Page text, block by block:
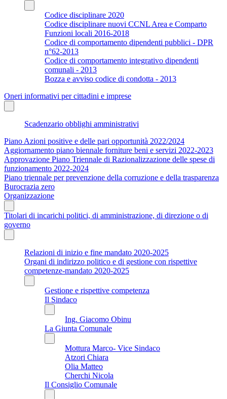
Codice disciplinare 2020
Codice disciplinare nuovi CCNL Area e Comparto
Funzioni locali 2016-2018
Codice di comportamento dipendenti pubblici - DPR
n°62-2013
Codice di comportamento integrativo dipendenti
comunali - 2013
Bozza e avviso codice di condotta - 2013
Oneri informativi per cittadini e imprese
Scadenzario obblighi amministrativi
Piano Azioni positive e delle pari opportunità 2022/2024
Aggiornamento piano biennale forniture beni e servizi 2022-2023
Approvazione Piano Triennale di Razionalizzazione delle spese di
funzionamento 2022-2024
Piano triennale per prevenzione della corruzione e della trasparenza
Burocrazia zero
Organizzazione
Titolari di incarichi politici, di amministrazione, di direzione o di
governo
Relazioni di inizio e fine mandato 2020-2025
Organi di indirizzo politico e di gestione con rispettive
competenze-mandato 2020-2025
Gestione e rispettive competenza
Il Sindaco
Ing. Giacomo Obinu
La Giunta Comunale
Mottura Marco- Vice Sindaco
Atzori Chiara
Olia Matteo
Cherchi Nicola
Il Consiglio Comunale